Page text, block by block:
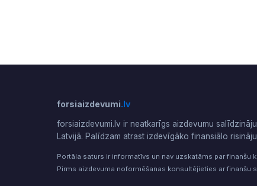
forsiaizdevumi.lv
forsiaizdevumi.lv ir neatkarīgs aizdevumu
Latvijā. Palīdzam atrast izdevīgāko finansiālo
Portāla saturs ir informatīvs un nav uzskatāms par finanšu
Pirms aizdevuma noformēšanas konsultējieties ar finanšu